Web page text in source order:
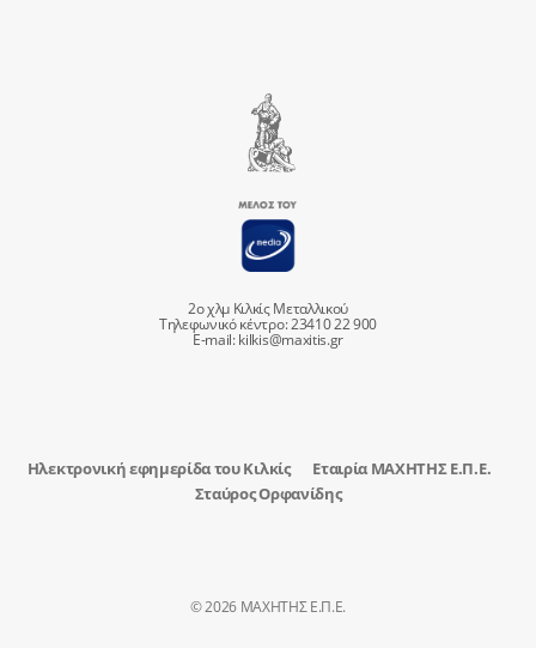
2ο χλμ Κιλκίς Μεταλλικού
Τηλεφωνικό κέντρο: 23410 22 900
E-mail:kilkis@maxitis.gr
Ηλεκτρονική εφημερίδα του Κιλκίς
Εταιρία ΜΑΧΗΤΗΣ Ε.Π.Ε.
Σταύρος Ορφανίδης
© 2026 ΜΑΧΗΤΗΣ Ε.Π.Ε.